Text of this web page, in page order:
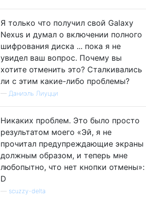
Я только что получил свой Galaxy
Nexus и думал о включении полного
шифрования диска ... пока я не
увидел ваш вопрос. Почему вы
хотите отменить это? Сталкивались
ли с этим какие-либо проблемы?
— Даниэль Лиуцци
Никаких проблем. Это было просто
результатом моего «Эй, я не
прочитал предупреждающие экраны
должным образом, и теперь мне
любопытно, что нет кнопки отмены»:
D
scuzzy-delta